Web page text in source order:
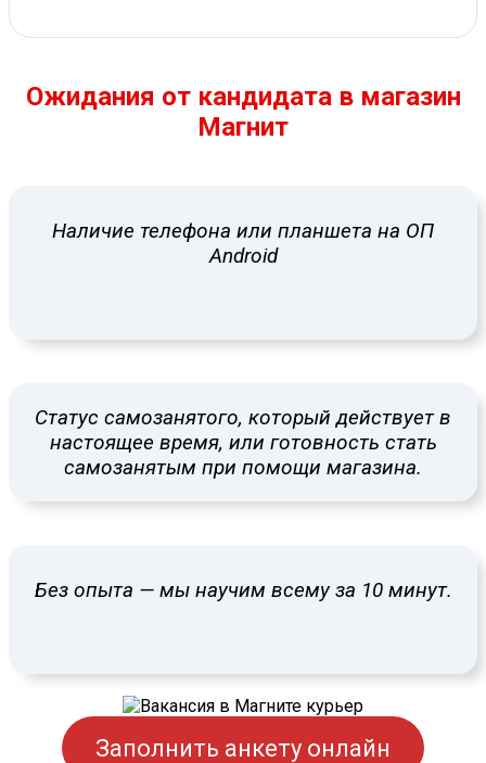
Ожидания от кандидата в магазин
Магнит
Наличие телефона или планшета на ОП
Android
Статус самозанятого, который действует в
настоящее время, или готовность стать
самозанятым при помощи магазина.
Без опыта — мы научим всему за 10 минут.
Заполнить анкету онлайн